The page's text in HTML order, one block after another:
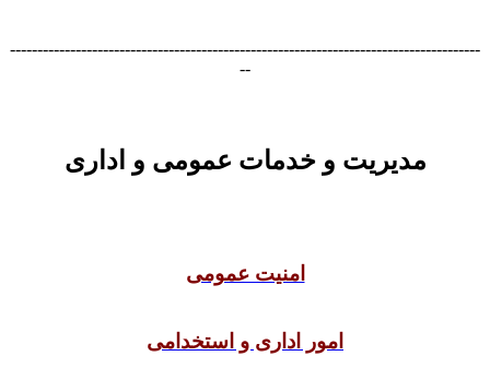
--------------------------------------------------------------------------------------
--
مدیریت و خدمات عمومی و اداری
امنیت عمومی
امور اداری و استخدامی